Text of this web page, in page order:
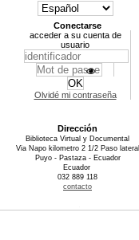
Conectarse
acceder a su cuenta de
usuario
Olvidé mi contraseña
Dirección
Biblioteca Virtual y Documental
Via Napo kilometro 2 1/2 Paso lateral
Puyo - Pastaza - Ecuador
Ecuador
032 889 118
contacto